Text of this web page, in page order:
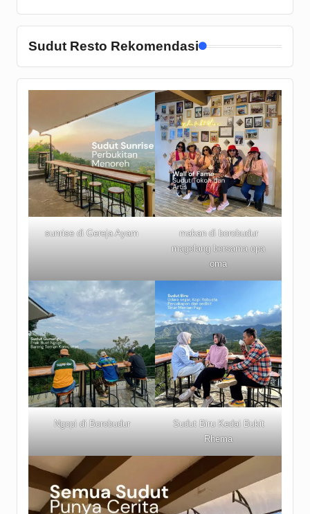
Sudut Resto Rekomendasi
sunrise di Gereja Ayam
makan di borobudur
magelang bersama opa
oma
Ngopi di Borobudur
Sudut Biru Kedai Bukit
Rhema